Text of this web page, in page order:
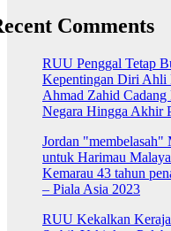
Comments
RUU Penggal Tetap
Kepentingan Diri Ahli
Ahmad Zahid
Negara Hingga Akhir
Jordan "membelasah"
untuk Harimau
Kemarau 43 tahun
– Piala Asia 2023
RUU Kekalkan